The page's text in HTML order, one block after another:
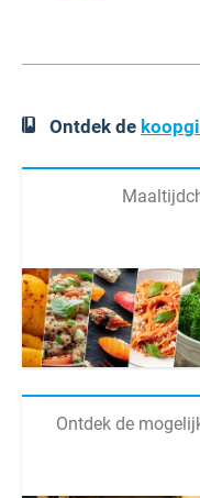
Ontdek de
Ontdek de